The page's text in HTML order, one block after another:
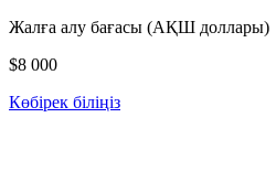
Жалға алу бағасы (АҚШ доллары)
$8 000
Көбірек біліңіз